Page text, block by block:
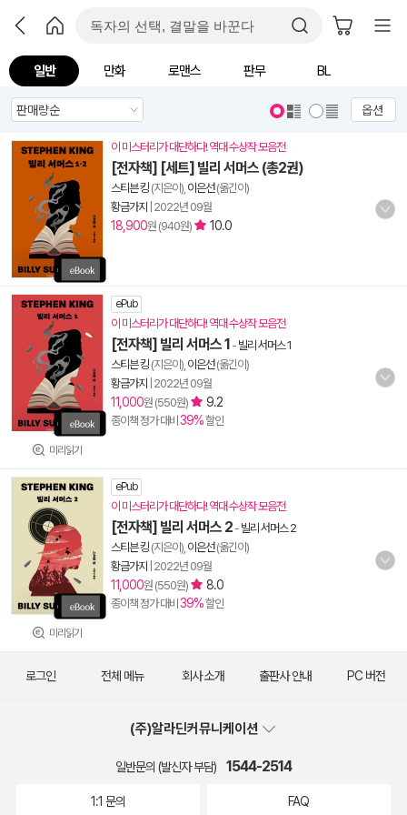
일반 만화 로맨스 판무 BL
옵션
이 미스터리가 대단하다! 역대 수상작 모음전
[전자책] [세트] 빌리 서머스 (총2권)
스티븐 킹 (지은이), 이은선(옮긴이)
황금가지
2022년 09월
18,900원 (940원) 10.0
미리읽기
ePub
이 미스터리가 대단하다! 역대 수상작 모음전
[전자책] 빌리 서머스 1 - 빌리 서머스 1
스티븐 킹 (지은이), 이은선(옮긴이)
황금가지
2022년 09월
11,000원 (550원) 9.2
종이책 정가 대비 39%할인
미리읽기
ePub
이 미스터리가 대단하다! 역대 수상작 모음전
[전자책] 빌리 서머스 2 - 빌리 서머스 2
스티븐 킹 (지은이), 이은선(옮긴이)
황금가지
2022년 09월
11,000원 (550원) 8.0
종이책 정가 대비 39%할인
로그인 전체 메뉴 회사 소개 출판사 안내 PC 버전
(주)알라딘커뮤니케이션
일반문의 (발신자 부담) 1544-2514
1:1 문의 FAQ